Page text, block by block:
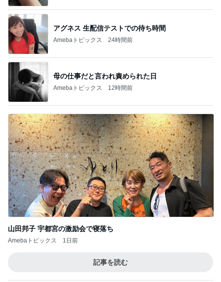
アグネス 生配信テストでの待ち時間
Amebaトピックス 24時間前
母の仕事だと言われ責められた日
Amebaトピックス 12時間前
山田邦子 宇都宮の激励会で寝落ち
Amebaトピックス 1日前
記事を読む